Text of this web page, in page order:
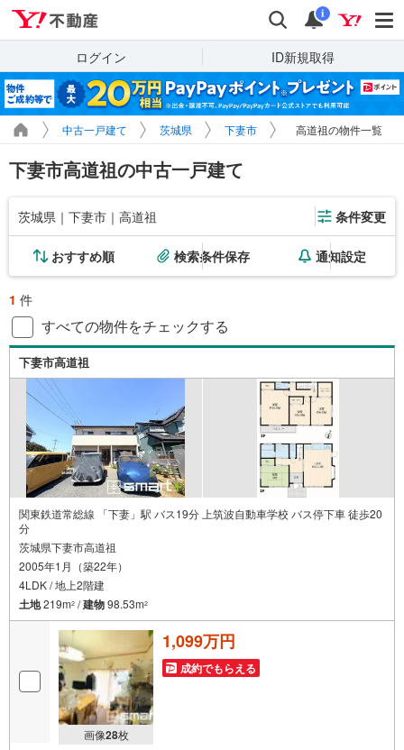
検索 通知
i
ログイン ID新規取得
中古一戸建て 茨城県 下妻市 高道祖の物件一覧
下妻市高道祖の中古一戸建て
茨城県｜下妻市｜高道祖 条件変更
おすすめ順 検索条件保存 通知設定
1 件
すべての物件をチェックする
下妻市高道祖
関東鉄道常総線 「下妻」駅 バス19分 上筑波自動車学校 バス停下車 徒歩20
分
茨城県下妻市高道祖
2005年1月（築22年）
4LDK / 地上2階建
土地219m2 /建物98.53m2
画像28枚
1,099万円
成約でもらえる